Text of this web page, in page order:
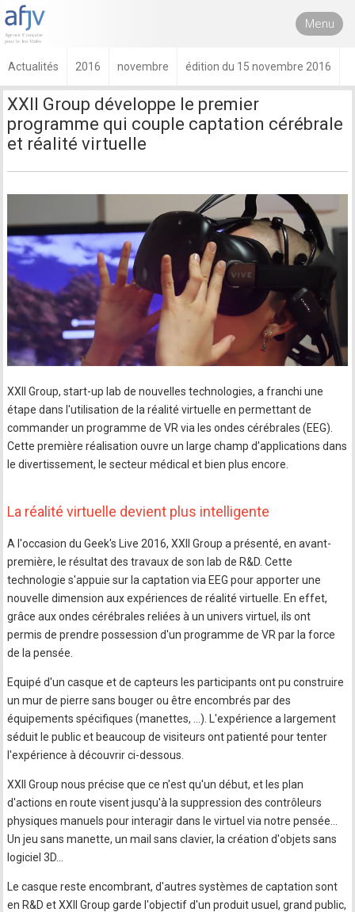
Menu
Actualités 2016 novembre édition du 15 novembre 2016
XXII Group développe le premier
programme qui couple captation cérébrale
et réalité virtuelle
XXII Group, start-up lab de nouvelles technologies, a franchi une
étape dans l'utilisation de la réalité virtuelle en permettant de
commander un programme de VR via les ondes cérébrales (EEG).
Cette première réalisation ouvre un large champ d'applications dans
le divertissement, le secteur médical et bien plus encore.
La réalité virtuelle devient plus intelligente
A l'occasion du Geek's Live 2016, XXII Group a présenté, en avant-
première, le résultat des travaux de son lab de R&D. Cette
technologie s'appuie sur la captation via EEG pour apporter une
nouvelle dimension aux expériences de réalité virtuelle. En effet,
grâce aux ondes cérébrales reliées à un univers virtuel, ils ont
permis de prendre possession d'un programme de VR par la force
de la pensée.
Equipé d'un casque et de capteurs les participants ont pu construire
un mur de pierre sans bouger ou être encombrés par des
équipements spécifiques (manettes, ...). L'expérience a largement
séduit le public et beaucoup de visiteurs ont patienté pour tenter
l'expérience à découvrir ci-dessous.
XXII Group nous précise que ce n'est qu'un début, et les plan
d'actions en route visent jusqu'à la suppression des contrôleurs
physiques manuels pour interagir dans le virtuel via notre pensée...
Un jeu sans manette, un mail sans clavier, la création d'objets sans
logiciel 3D...
Le casque reste encombrant, d'autres systèmes de captation sont
en R&D et XXII Group garde l'objectif d'un produit usuel, grand public,